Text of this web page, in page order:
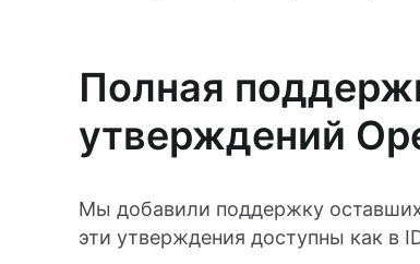
Полная
утверждений
Мы добавили поддержку
эти утверждения доступны как в